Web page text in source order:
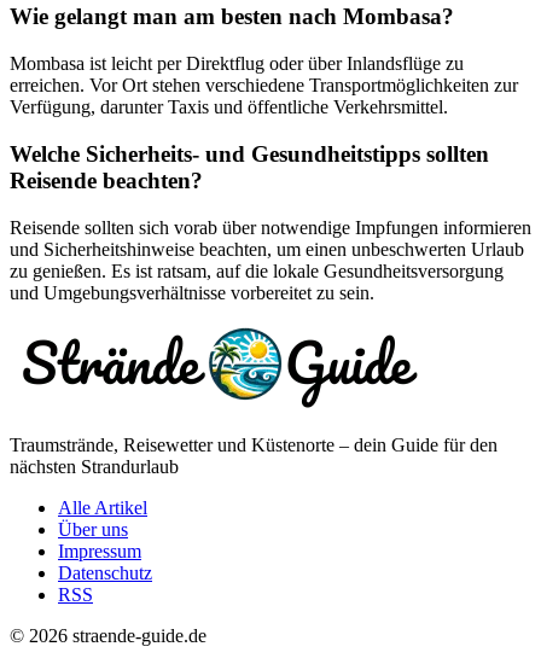
Wie gelangt man am besten nach Mombasa?
Mombasa ist leicht per Direktflug oder über Inlandsflüge zu
erreichen. Vor Ort stehen verschiedene Transportmöglichkeiten zur
Verfügung, darunter Taxis und öffentliche Verkehrsmittel.
Welche Sicherheits- und Gesundheitstipps sollten
Reisende beachten?
Reisende sollten sich vorab über notwendige Impfungen informieren
und Sicherheitshinweise beachten, um einen unbeschwerten Urlaub
zu genießen. Es ist ratsam, auf die lokale Gesundheitsversorgung
und Umgebungsverhältnisse vorbereitet zu sein.
Traumstrände, Reisewetter und Küstenorte – dein Guide für den
nächsten Strandurlaub
Alle Artikel
Über uns
Impressum
Datenschutz
RSS
© 2026 straende-guide.de